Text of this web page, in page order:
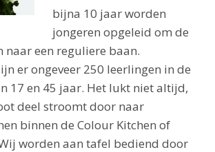
bijna 10 jaar worden
jongeren opgeleid om de
naar een reguliere baan.
er ongeveer 250 leerlingen in de
17 en 45 jaar. Het lukt niet altijd,
deel stroomt door naar
binnen de Colour Kitchen of
worden aan tafel bediend door